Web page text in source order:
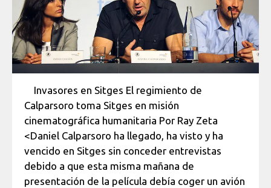
Invasores en Sitges El regimiento de
Calparsoro toma Sitges en misión
cinematográfica humanitaria Por Ray Zeta
<Daniel Calparsoro ha llegado, ha visto y ha
vencido en Sitges sin conceder entrevistas
debido a que esta misma mañana de
presentación de la película debía coger un avión